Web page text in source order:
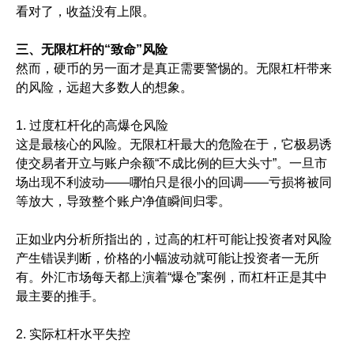
看对了，收益没有上限。
三、无限杠杆的“致命”风险
然而，硬币的另一面才是真正需要警惕的。无限杠杆带来
的风险，远超大多数人的想象。
1. 过度杠杆化的高爆仓风险
这是最核心的风险。无限杠杆最大的危险在于，它极易诱
使交易者开立与账户余额“不成比例的巨大头寸”。一旦市
场出现不利波动——哪怕只是很小的回调——亏损将被同
等放大，导致整个账户净值瞬间归零。
正如业内分析所指出的，过高的杠杆可能让投资者对风险
产生错误判断，价格的小幅波动就可能让投资者一无所
有。外汇市场每天都上演着“爆仓”案例，而杠杆正是其中
最主要的推手。
2. 实际杠杆水平失控